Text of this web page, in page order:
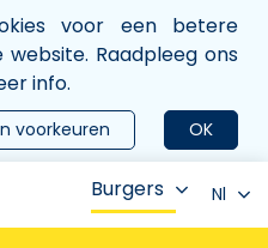
voor een betere
Raadpleeg ons
info.
OK
voorkeuren
Burgers Nl